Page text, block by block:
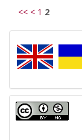
<< < 1 2